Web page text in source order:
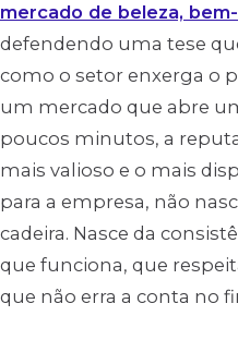
mercado de beleza,
defendendo uma tese
como o setor enxerga o
um mercado que abre
poucos minutos, a
mais valioso e o mais
para a empresa, não
cadeira. Nasce da
que funciona, que
que não erra a conta no